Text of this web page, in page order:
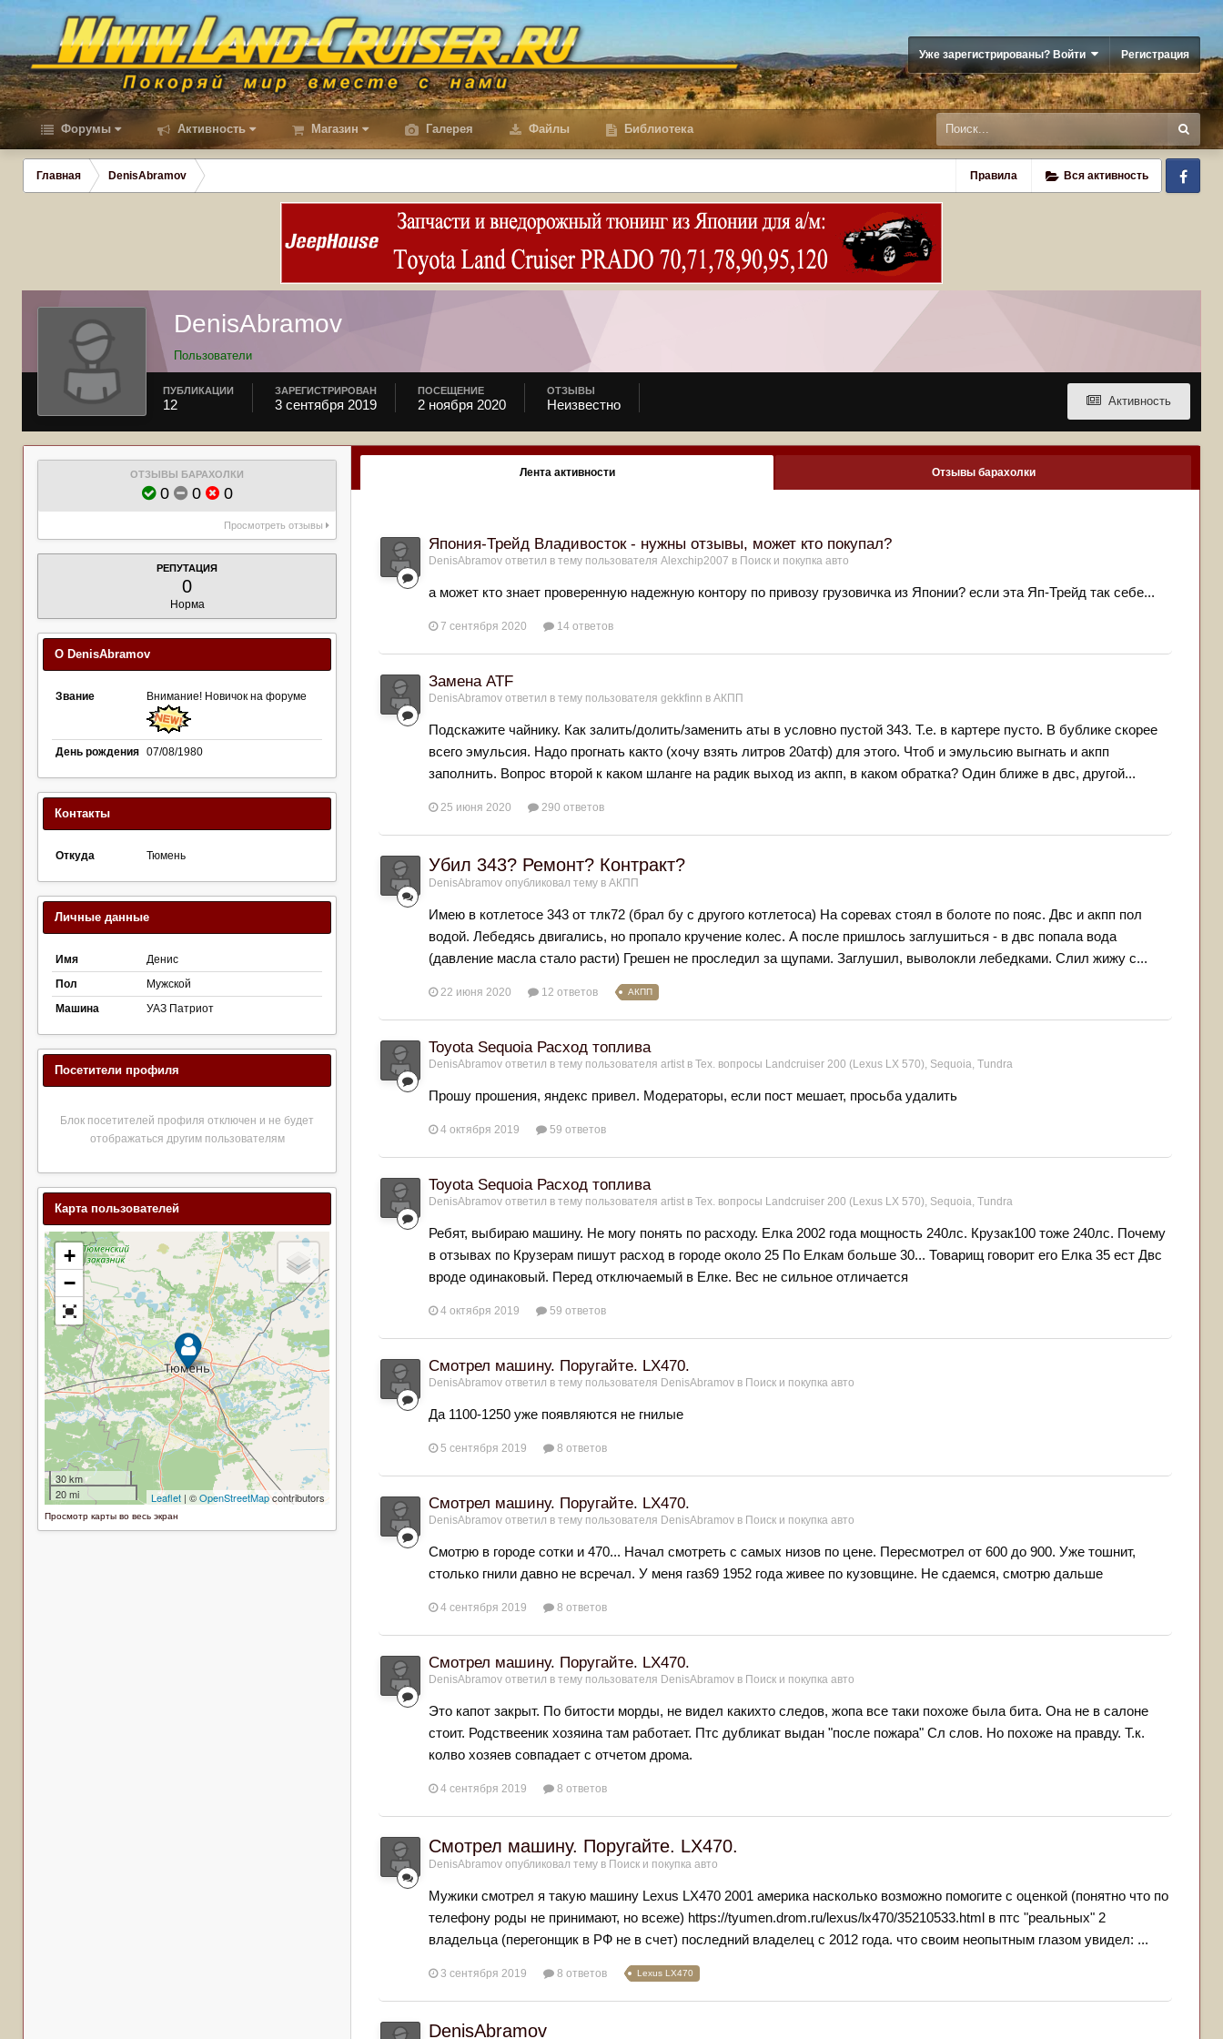
Уже зарегистрированы? Войти Регистрация
Форумы Активность Магазин Галерея Файлы Библиотека
Правила Вся активность
Главная DenisAbramov
DenisAbramov
Пользователи
Активность
ПУБЛИКАЦИИ
12
ЗАРЕГИСТРИРОВАН
3 сентября 2019
ПОСЕЩЕНИЕ
2 ноября 2020
ОТЗЫВЫ
Неизвестно
ОТЗЫВЫ БАРАХОЛКИ
0 0 0
Просмотреть отзывы
РЕПУТАЦИЯ
0
Норма
О DenisAbramov
Звание Внимание! Новичок на форуме
День рождения 07/08/1980
Контакты
Откуда Тюмень
Личные данные
Имя
Денис
Пол
Мужской
Машина
УАЗ Патриот
Посетители профиля
Блок посетителей профиля отключен и не будет
отображаться другим пользователям
Карта пользователей
Просмотр карты во весь экран
Лента активности Отзывы барахолки
Япония-Трейд Владивосток - нужны отзывы, может кто покупал?
DenisAbramov ответил в тему пользователя Alexchip2007 в Поиск и покупка авто
а может кто знает проверенную надежную контору по привозу грузовичка из Японии? если эта Яп-Трейд так себе...
7 сентября 2020 14 ответов
Замена ATF
DenisAbramov ответил в тему пользователя gekkfinn в АКПП
Подскажите чайнику. Как залить/долить/заменить аты в условно пустой 343. Т.е. в картере пусто. В бублике скорее
всего эмульсия. Надо прогнать както (хочу взять литров 20атф) для этого. Чтоб и эмульсию выгнать и акпп
заполнить. Вопрос второй к каком шланге на радик выход из акпп, в каком обратка? Один ближе в двс, другой...
25 июня 2020 290 ответов
Убил 343? Ремонт? Контракт?
DenisAbramov опубликовал тему в АКПП
Имею в котлетосе 343 от тлк72 (брал бу с другого котлетоса) На соревах стоял в болоте по пояс. Двс и акпп пол
водой. Лебедясь двигались, но пропало кручение колес. А после пришлось заглушиться - в двс попала вода
(давление масла стало расти) Грешен не проследил за щупами. Заглушил, выволокли лебедками. Слил жижу с...
22 июня 2020 12 ответов АКПП
Toyota Sequoia Расход топлива
DenisAbramov ответил в тему пользователя artist в Тех. вопросы Landcruiser 200 (Lexus LX 570), Sequoia, Tundra
Прошу прошения, яндекс привел. Модераторы, если пост мешает, просьба удалить
4 октября 2019 59 ответов
Toyota Sequoia Расход топлива
DenisAbramov ответил в тему пользователя artist в Тех. вопросы Landcruiser 200 (Lexus LX 570), Sequoia, Tundra
Ребят, выбираю машину. Не могу понять по расходу. Елка 2002 года мощность 240лс. Крузак100 тоже 240лс. Почему
в отзывах по Крузерам пишут расход в городе около 25 По Елкам больше 30... Товарищ говорит его Елка 35 ест Двс
вроде одинаковый. Перед отключаемый в Елке. Вес не сильное отличается
4 октября 2019 59 ответов
Смотрел машину. Поругайте. LX470.
DenisAbramov ответил в тему пользователя DenisAbramov в Поиск и покупка авто
Да 1100-1250 уже появляются не гнилые
5 сентября 2019 8 ответов
Смотрел машину. Поругайте. LX470.
DenisAbramov ответил в тему пользователя DenisAbramov в Поиск и покупка авто
Смотрю в городе сотки и 470... Начал смотреть с самых низов по цене. Пересмотрел от 600 до 900. Уже тошнит,
столько гнили давно не всречал. У меня газ69 1952 года живее по кузовщине. Не сдаемся, смотрю дальше
4 сентября 2019 8 ответов
Смотрел машину. Поругайте. LX470.
DenisAbramov ответил в тему пользователя DenisAbramov в Поиск и покупка авто
Это капот закрыт. По битости морды, не видел какихто следов, жопа все таки похоже была бита. Она не в салоне
стоит. Родствееник хозяина там работает. Птс дубликат выдан "после пожара" Сл слов. Но похоже на правду. Т.к.
колво хозяев совпадает с отчетом дрома.
4 сентября 2019 8 ответов
Смотрел машину. Поругайте. LX470.
DenisAbramov опубликовал тему в Поиск и покупка авто
Мужики смотрел я такую машину Lexus LX470 2001 америка насколько возможно помогите с оценкой (понятно что по
телефону роды не принимают, но всеже) https://tyumen.drom.ru/lexus/lx470/35210533.html в птс "реальных" 2
владельца (перегонщик в РФ не в счет) последний владелец с 2012 года. что своим неопытным глазом увидел: ...
3 сентября 2019 8 ответов Lexus LX470
DenisAbramov